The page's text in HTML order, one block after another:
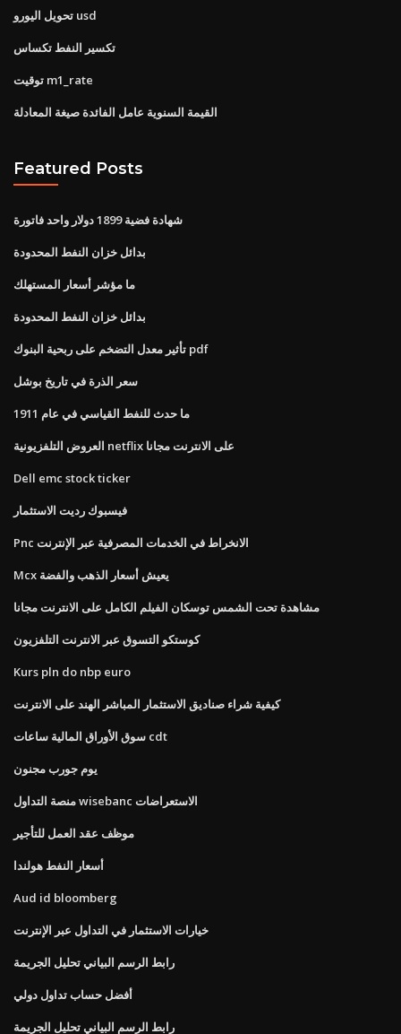
تحويل اليورو usd
تكسير النفط تكساس
توقيت m1_rate
القيمة السنوية عامل الفائدة صيغة المعادلة
Featured Posts
شهادة فضية 1899 دولار واحد فاتورة
بدائل خزان النفط المحدودة
ما مؤشر أسعار المستهلك
بدائل خزان النفط المحدودة
تأثير معدل التضخم على ربحية البنوك pdf
سعر الذرة في تاريخ بوشل
ما حدث للنفط القياسي في عام 1911
العروض التلفزيونية netflix على الانترنت مجانا
Dell emc stock ticker
فيسبوك رديت الاستثمار
Pnc الانخراط في الخدمات المصرفية عبر الإنترنت
Mcx يعيش أسعار الذهب والفضة
مشاهدة تحت الشمس توسكان الفيلم الكامل على الانترنت مجانا
كوستكو التسوق عبر الانترنت التلفزيون
Kurs pln do nbp euro
كيفية شراء صناديق الاستثمار المباشر الهند على الانترنت
سوق الأوراق المالية ساعات cdt
يوم جورب مجنون
منصة التداول wisebanc الاستعراضات
موظف عقد العمل للتأجير
أسعار النفط هولندا
Aud id bloomberg
خيارات الاستثمار في التداول عبر الإنترنت
رابط الرسم البياني تحليل الجريمة
أفضل حساب تداول دولي
رابط الرسم البياني تحليل الجريمة